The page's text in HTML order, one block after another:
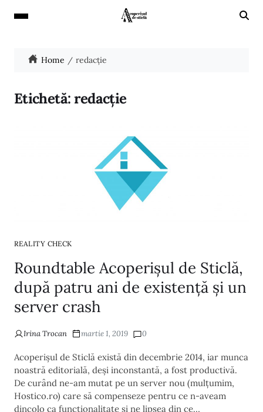
Home redacție
Etichetă:redacție
REALITY CHECK
Roundtable Acoperișul de Sticlă,
după patru ani de existență și un
server crash
Irina Trocan martie 1, 2019 0
Acoperișul de Sticlă există din decembrie 2014, iar munca
noastră editorială, deși inconstantă, a fost productivă.
De curând ne-am mutat pe un server nou (mulțumim,
Hostico.ro) care să compenseze pentru ce n-aveam
dincolo ca funcționalitate și ne lipsea din ce…